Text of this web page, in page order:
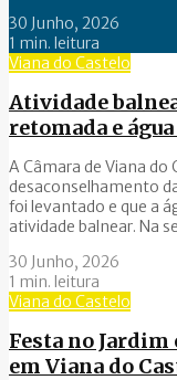
30 Junho, 2026
1 min. leitura
Viana do Castelo
Atividade
retomada e
A Câmara de Viana do
desaconselhamento
foi levantado e que a
atividade balnear. Na
30 Junho, 2026
1 min. leitura
Viana do Castelo
Festa no Jardim
em Viana do